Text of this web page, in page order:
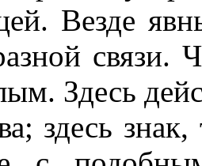
Везде
связи.
Здесь
здесь